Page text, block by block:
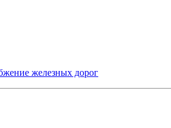
железных дорог